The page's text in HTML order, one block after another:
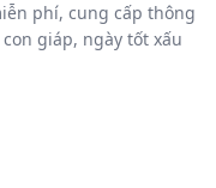
phí, cung cấp thông
giáp, ngày tốt xấu